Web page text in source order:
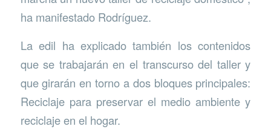
ha manifestado Rodríguez.
La edil ha explicado también los contenidos
que se trabajarán en el transcurso del taller y
que girarán en torno a dos bloques principales:
Reciclaje para preservar el medio ambiente y
reciclaje en el hogar.